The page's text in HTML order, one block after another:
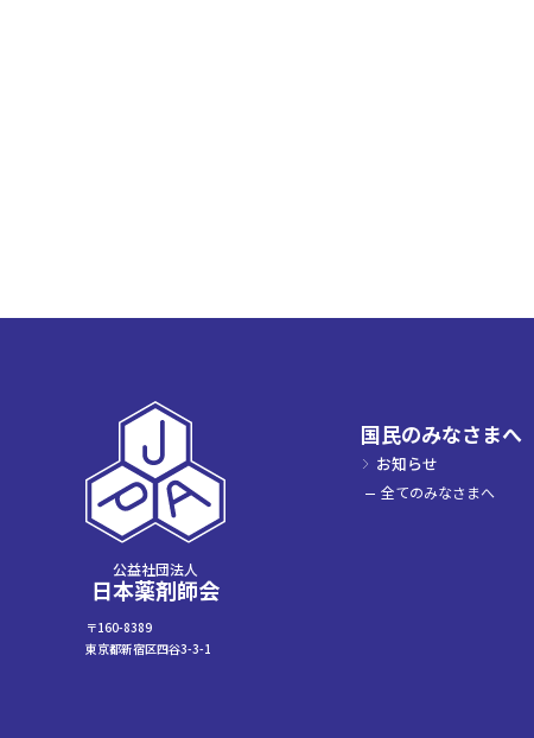
公益社団法人
日本薬剤師会
〒160-8389
東京都新宿区四谷3-3-1
国民のみなさまへ
お知らせ
全てのみなさまへ